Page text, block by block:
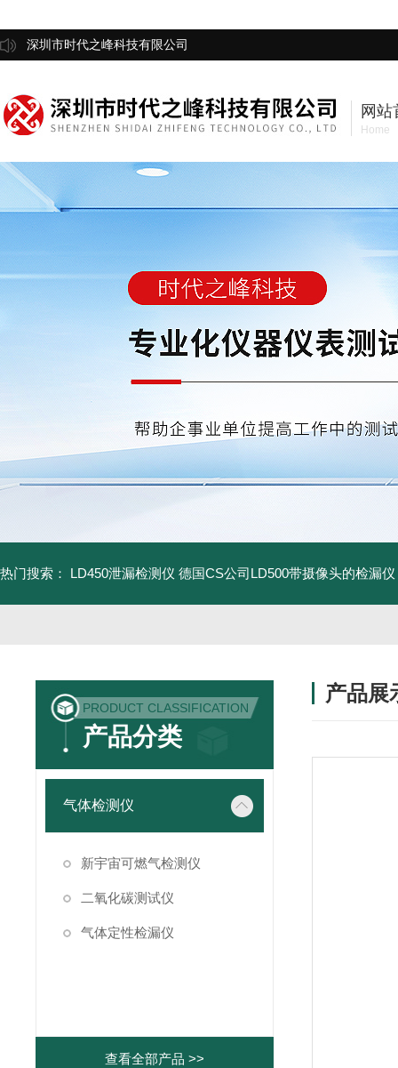
深圳市时代之峰科技有限公司
网站
Home
热门搜索： LD450泄漏检测仪 德国CS公司LD500带摄像头的检漏仪
PRODUCT CLASSIFICATION
产品分类
气体检测仪
新宇宙可燃气检测仪
二氧化碳测试仪
气体定性检漏仪
查看全部产品 >>
产品展